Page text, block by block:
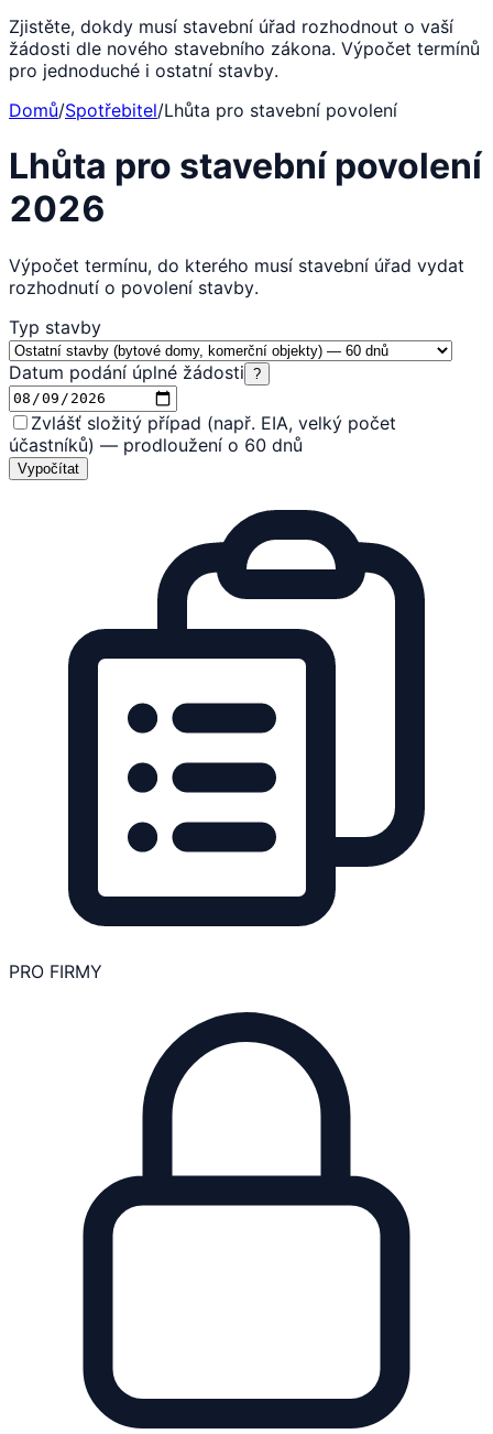
Zjistěte, dokdy musí stavební úřad rozhodnout o vaší
žádosti dle nového stavebního zákona. Výpočet termínů
pro jednoduché i ostatní stavby.
Domů/Spotřebitel/Lhůta pro stavební povolení
Lhůta pro stavební povolení
2026
Výpočet termínu, do kterého musí stavební úřad vydat
rozhodnutí o povolení stavby.
Typ stavby
Datum podání úplné žádosti ?
Zvlášť složitý případ (např. EIA, velký počet
účastníků) — prodloužení o 60 dnů
Vypočítat
PRO FIRMY